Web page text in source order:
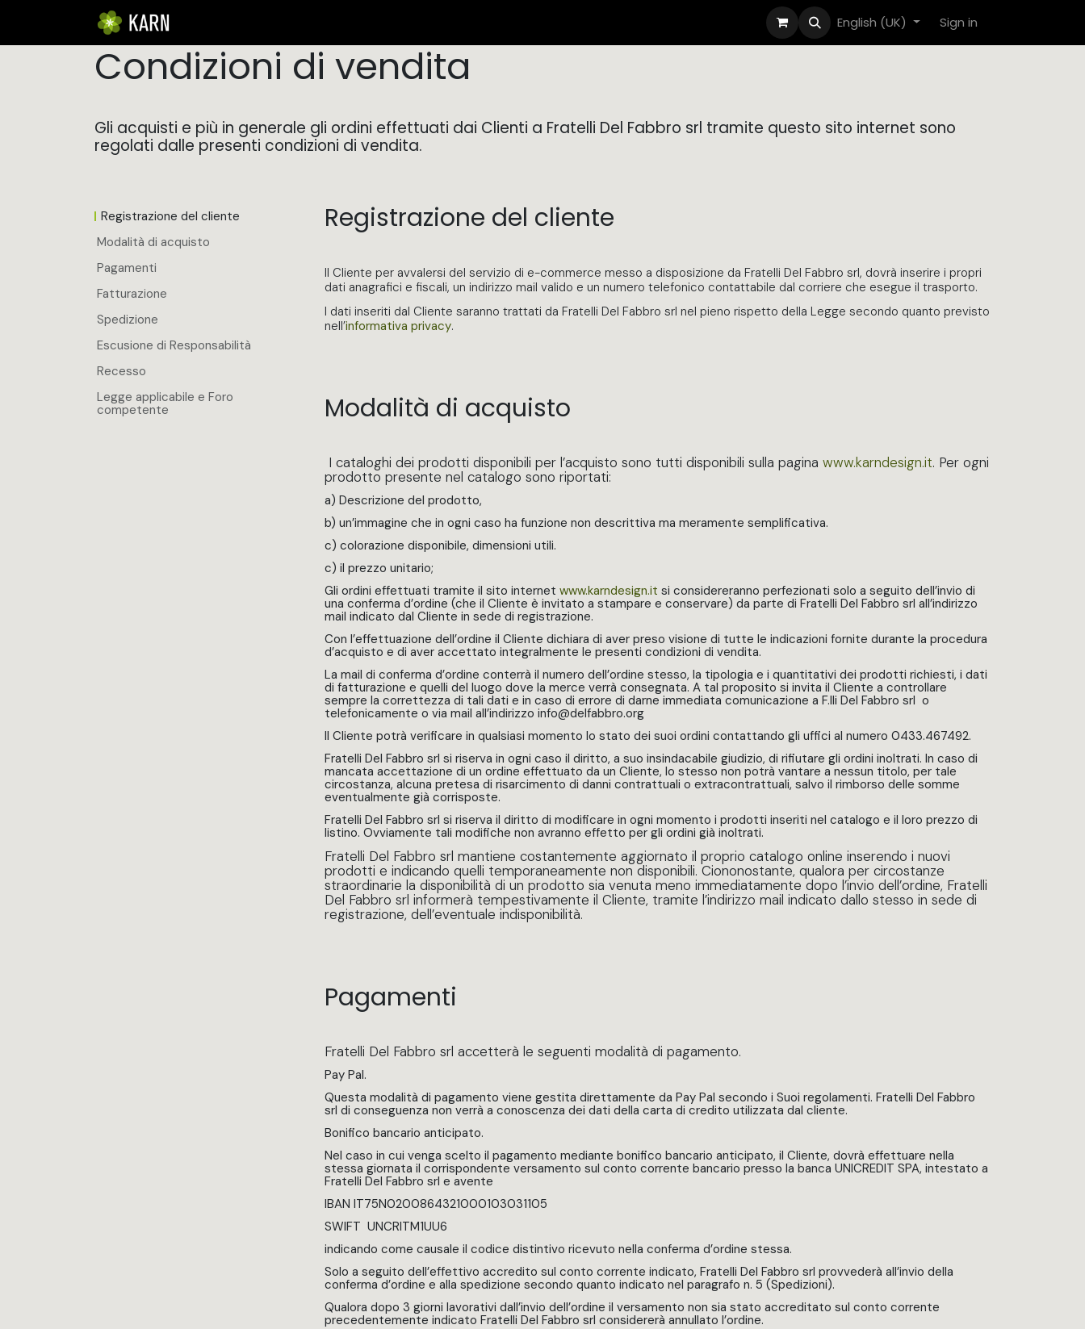
English (UK) Sign in
Condizioni di vendita
Gli acquisti e più in generale gli ordini effettuati dai Clienti a Fratelli Del Fabbro srl tramite questo sito internet sono
regolati dalle presenti condizioni di vendita.
Registrazione del cliente
Modalità di acquisto
Pagamenti
Fatturazione
Spedizione
Escusione di Responsabilità
Recesso
Legge applicabile e Foro
competente
Registrazione del cliente
Il Cliente per avvalersi del servizio di e-commerce messo a disposizione da Fratelli Del Fabbro srl, dovrà inserire i propri
dati anagrafici e fiscali, un indirizzo mail valido e un numero telefonico contattabile dal corriere che esegue il trasporto.
I dati inseriti dal Cliente saranno trattati da Fratelli Del Fabbro srl nel pieno rispetto della Legge secondo quanto previsto
nell’informativa privacy.
Modalità di acquisto
I cataloghi dei prodotti disponibili per l’acquisto sono tutti disponibili sulla pagina www.karndesign.it. Per ogni
prodotto presente nel catalogo sono riportati:
a) Descrizione del prodotto,
b) un’immagine che in ogni caso ha funzione non descrittiva ma meramente semplificativa.
c) colorazione disponibile, dimensioni utili.
c) il prezzo unitario;
Gli ordini effettuati tramite il sito internet www.karndesign.it si considereranno perfezionati solo a seguito dell’invio di
una conferma d’ordine (che il Cliente è invitato a stampare e conservare) da parte di Fratelli Del Fabbro srl all’indirizzo
mail indicato dal Cliente in sede di registrazione.
Con l’effettuazione dell’ordine il Cliente dichiara di aver preso visione di tutte le indicazioni fornite durante la procedura
d’acquisto e di aver accettato integralmente le presenti condizioni di vendita.
La mail di conferma d’ordine conterrà il numero dell’ordine stesso, la tipologia e i quantitativi dei prodotti richiesti, i dati
di fatturazione e quelli del luogo dove la merce verrà consegnata. A tal proposito si invita il Cliente a controllare
sempre la correttezza di tali dati e in caso di errore di darne immediata comunicazione a F.lli Del Fabbro srl o
telefonicamente o via mail all’indirizzo info@delfabbro.org
Il Cliente potrà verificare in qualsiasi momento lo stato dei suoi ordini contattando gli uffici al numero 0433.467492.
Fratelli Del Fabbro srl si riserva in ogni caso il diritto, a suo insindacabile giudizio, di rifiutare gli ordini inoltrati. In caso di
mancata accettazione di un ordine effettuato da un Cliente, lo stesso non potrà vantare a nessun titolo, per tale
circostanza, alcuna pretesa di risarcimento di danni contrattuali o extracontrattuali, salvo il rimborso delle somme
eventualmente già corrisposte.
Fratelli Del Fabbro srl si riserva il diritto di modificare in ogni momento i prodotti inseriti nel catalogo e il loro prezzo di
listino. Ovviamente tali modifiche non avranno effetto per gli ordini già inoltrati.
Fratelli Del Fabbro srl mantiene costantemente aggiornato il proprio catalogo online inserendo i nuovi
prodotti e indicando quelli temporaneamente non disponibili. Ciononostante, qualora per circostanze
straordinarie la disponibilità di un prodotto sia venuta meno immediatamente dopo l’invio dell’ordine, Fratelli
Del Fabbro srl informerà tempestivamente il Cliente, tramite l’indirizzo mail indicato dallo stesso in sede di
registrazione, dell’eventuale indisponibilità.
Pagamenti
Fratelli Del Fabbro srl accetterà le seguenti modalità di pagamento.
Pay Pal.
Questa modalità di pagamento viene gestita direttamente da Pay Pal secondo i Suoi regolamenti. Fratelli Del Fabbro
srl di conseguenza non verrà a conoscenza dei dati della carta di credito utilizzata dal cliente.
Bonifico bancario anticipato.
Nel caso in cui venga scelto il pagamento mediante bonifico bancario anticipato, il Cliente, dovrà effettuare nella
stessa giornata il corrispondente versamento sul conto corrente bancario presso la banca UNICREDIT SPA, intestato a
Fratelli Del Fabbro srl e avente
IBAN IT75N0200864321000103031105
SWIFT UNCRITM1UU6
indicando come causale il codice distintivo ricevuto nella conferma d’ordine stessa.
Solo a seguito dell’effettivo accredito sul conto corrente indicato, Fratelli Del Fabbro srl provvederà all’invio della
conferma d’ordine e alla spedizione secondo quanto indicato nel paragrafo n. 5 (Spedizioni).
Qualora dopo 3 giorni lavorativi dall’invio dell’ordine il versamento non sia stato accreditato sul conto corrente
precedentemente indicato Fratelli Del Fabbro srl considererà annullato l’ordine.